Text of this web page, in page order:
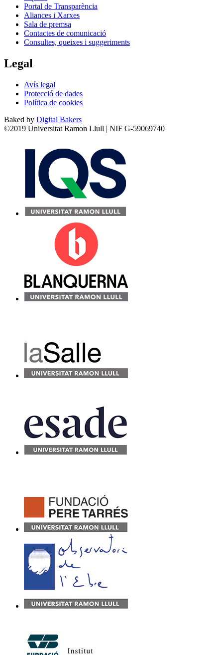
Portal de Transparència
Aliances i Xarxes
Sala de premsa
Contactes de comunicació
Consultes, queixes i suggeriments
Legal
Avís legal
Protecció de dades
Política de cookies
Baked by Digital Bakers
©2019 Universitat Ramon Llull | NIF G-59069740